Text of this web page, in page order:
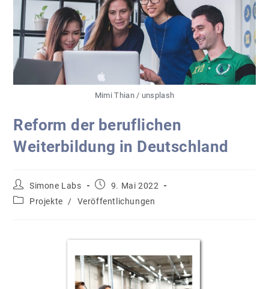
Mimi Thian / unsplash
Reform der beruflichen
Weiterbildung in Deutschland
Simone Labs
9. Mai 2022
Projekte
/ Veröffentlichungen